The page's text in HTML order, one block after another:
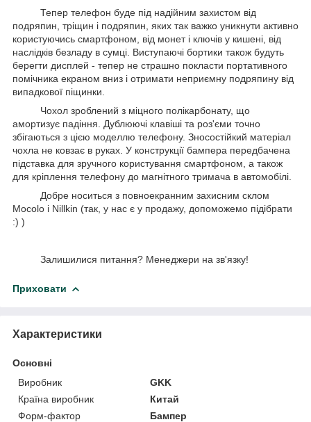
Тепер телефон буде під надійним захистом від
подряпин, тріщин і подряпин, яких так важко уникнути активно
користуючись смартфоном, від монет і ключів у кишені, від
наслідків безладу в сумці. Виступаючі бортики також будуть
берегти дисплей - тепер не страшно покласти портативного
помічника екраном вниз і отримати неприємну подряпину від
випадкової піщинки.
Чохол зроблений з міцного полікарбонату, що
амортизує падіння. Дублюючі клавіші та роз'єми точно
збігаються з цією моделлю телефону. Зносостійкий матеріал
чохла не ковзає в руках. У конструкції бампера передбачена
підставка для зручного користування смартфоном, а також
для кріплення телефону до магнітного тримача в автомобілі.
Добре носиться з повноекранним захисним склом
Mocolo і Nillkin (так, у нас є у продажу, допоможемо підібрати
:) )
Залишилися питання? Менеджери на зв'язку!
Приховати
Характеристики
Основні
Виробник
GKK
Країна виробник
Китай
Форм-фактор
Бампер